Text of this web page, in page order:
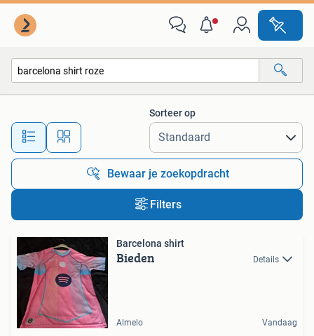
Alle afstanden…
Sorteer op
Bewaar je zoekopdracht
Filters
Barcelona shirt
Bieden Details
Almelo Vandaag